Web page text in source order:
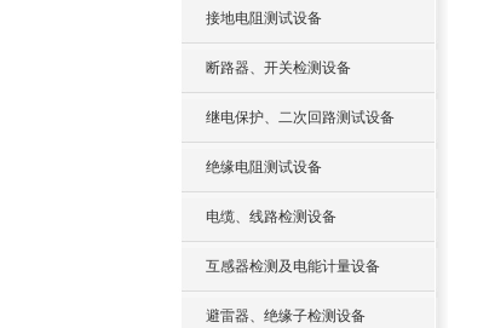
接地电阻测试设备
断路器、开关检测设备
继电保护、二次回路测试设备
绝缘电阻测试设备
电缆、线路检测设备
互感器检测及电能计量设备
避雷器、绝缘子检测设备